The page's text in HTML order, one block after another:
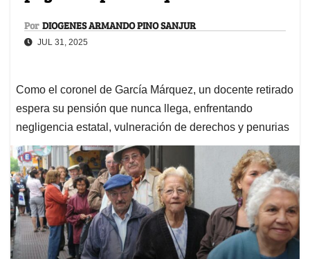
Por DIOGENES ARMANDO PINO SANJUR
JUL 31, 2025
Como el coronel de García Márquez, un docente retirado
espera su pensión que nunca llega, enfrentando
negligencia estatal, vulneración de derechos y penurias